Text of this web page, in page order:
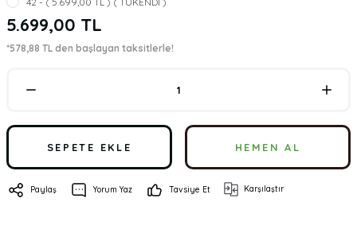
5.699,00 TL
*578,88 TL den başlayan taksitlerle!
SEPETE EKLE HEMEN AL
Paylaş Yorum Yaz Tavsiye Et Karşılaştır